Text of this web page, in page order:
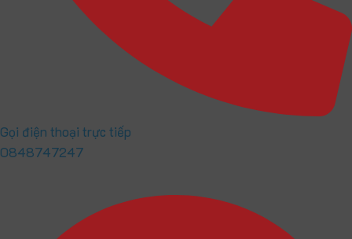
Gọi điện thoại trực tiếp
0848747247